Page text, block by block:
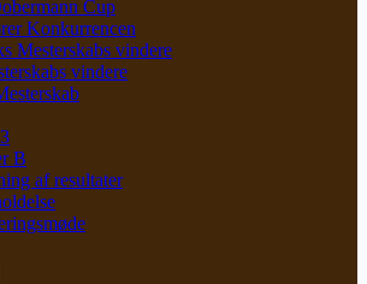
Cup
Konkurrencen
Mesterskabs vindere
vindere
B
af resultater